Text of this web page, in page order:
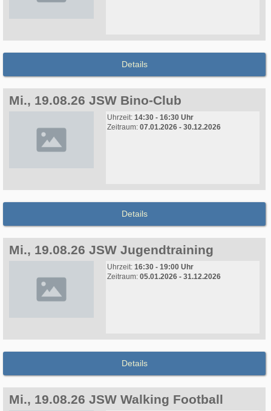
Details
Mi., 19.08.26 JSW Bino-Club
Uhrzeit: 14:30 - 16:30 Uhr
Zeitraum: 07.01.2026 - 30.12.2026
Details
Mi., 19.08.26 JSW Jugendtraining
Uhrzeit: 16:30 - 19:00 Uhr
Zeitraum: 05.01.2026 - 31.12.2026
Details
Mi., 19.08.26 JSW Walking Football